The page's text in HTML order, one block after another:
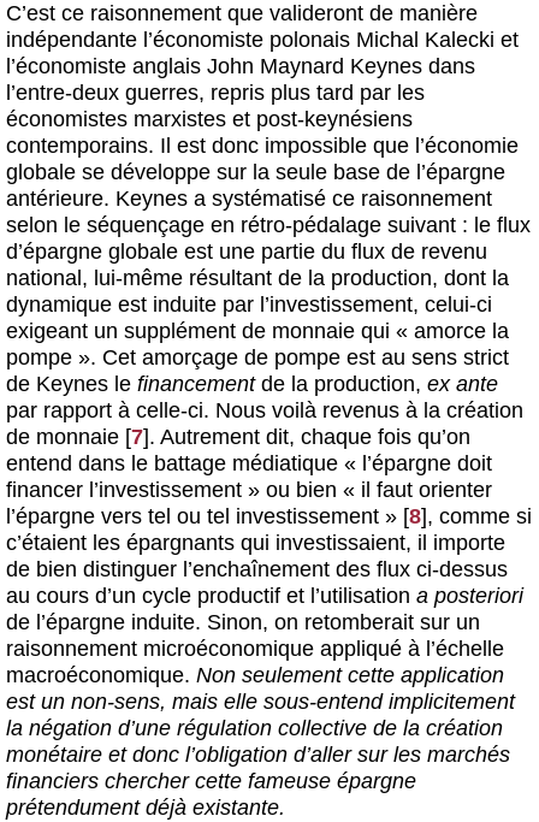
C’est ce raisonnement que valideront de manière
indépendante l’économiste polonais Michal Kalecki et
l’économiste anglais John Maynard Keynes dans
l’entre-deux guerres, repris plus tard par les
économistes marxistes et post-keynésiens
contemporains. Il est donc impossible que l’économie
globale se développe sur la seule base de l’épargne
antérieure. Keynes a systématisé ce raisonnement
selon le séquençage en rétro-pédalage suivant : le flux
d’épargne globale est une partie du flux de revenu
national, lui-même résultant de la production, dont la
dynamique est induite par l’investissement, celui-ci
exigeant un supplément de monnaie qui « amorce la
pompe ». Cet amorçage de pompe est au sens strict
de Keynes le financementde la production, ex ante
par rapport à celle-ci. Nous voilà revenus à la création
de monnaie [7]. Autrement dit, chaque fois qu’on
entend dans le battage médiatique « l’épargne doit
financer l’investissement » ou bien « il faut orienter
l’épargne vers tel ou tel investissement » [8], comme si
c’étaient les épargnants qui investissaient, il importe
de bien distinguer l’enchaînement des flux ci-dessus
au cours d’un cycle productif et l’utilisation a posteriori
de l’épargne induite. Sinon, on retomberait sur un
raisonnement microéconomique appliqué à l’échelle
macroéconomique. Non seulement cette application
est un non-sens, mais elle sous-entend implicitement
la négation d’une régulation collective de la création
monétaire et donc l’obligation d’aller sur les marchés
financiers chercher cette fameuse épargne
prétendument déjà existante.